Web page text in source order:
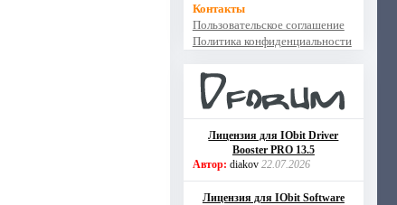
Контакты
Пользовательское соглашение
Политика конфиденциальности
Лицензия для IObit Driver
Booster PRO 13.5
Автор: diakov 22.07.2026
Лицензия для IObit Software